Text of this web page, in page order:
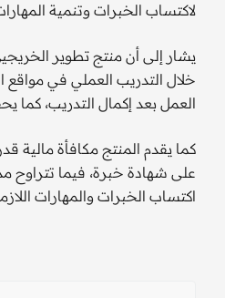
لاكتساب الخبرات وتنمية
يشار إلى أن منتج تطوير
خلال التدريب العملي في
العمل بعد إكمال التدريب، كما
اكتساب الخبرات والمهارات